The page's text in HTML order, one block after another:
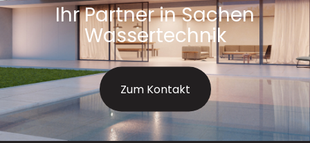
Ihr Partner in Sachen
Wassertechnik
Zum Kontakt